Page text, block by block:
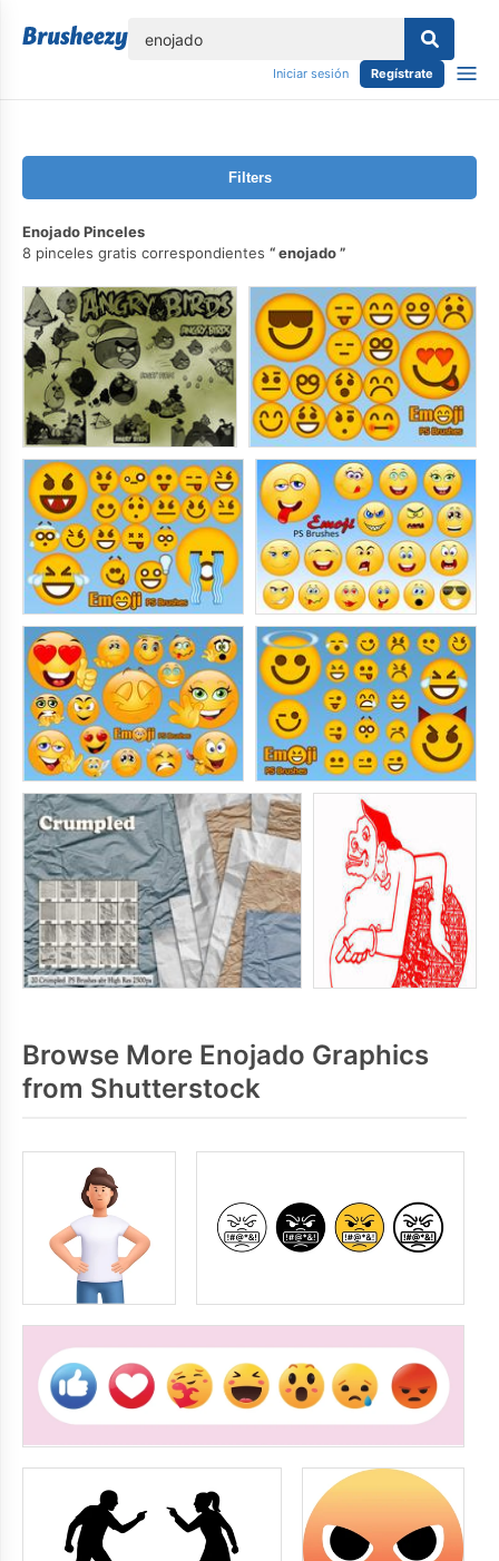
Iniciar sesión Regístrate
Filters
Enojado Pinceles
8 pinceles gratis correspondientes
enojado
Browse More Enojado Graphics
from Shutterstock